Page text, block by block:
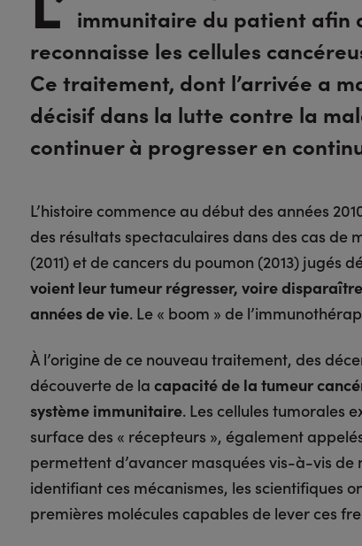
immunitaire du patient afin
reconnaisse les cellules
Ce traitement, dont l’arrivée a
décisif dans la lutte contre la
continuer à progresser en
L’histoire commence au début des années
des résultats spectaculaires dans des cas de
(2011) et de cancers du poumon (2013) jugés
voient leur tumeur régresser, voire
années de vie. Le « boom » de
À l’origine de ce nouveau traitement, des
découverte de la capacité de la tumeur
système immunitaire. Les cellules tumorales
surface des « récepteurs », également
permettent d’avancer masquées vis-à-vis de
identifiant ces mécanismes, les scientifiques
premières molécules capables de lever ces